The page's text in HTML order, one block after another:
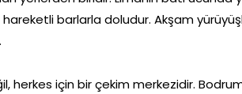
barlarla doludur. Akşam
herkes için bir çekim merkezidir.